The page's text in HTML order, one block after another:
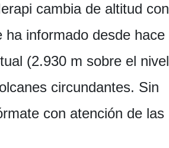
cambia de altitud con
informado desde hace
(2.930 m sobre el nivel
circundantes. Sin
con atención de las